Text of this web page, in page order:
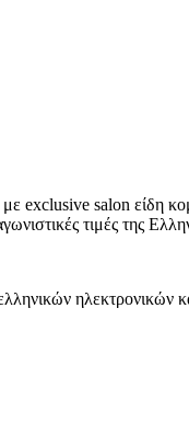
exclusive salon είδη
τιμές της
ηλεκτρονικών